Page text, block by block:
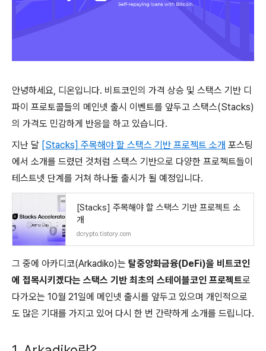
안녕하세요, 디온입니다. 비트코인의 가격 상승 및 스택스 기반 디
파이 프로토콜들의 메인넷 출시 이벤트를 앞두고 스택스(Stacks)
의 가격도 민감하게 반응을 하고 있습니다.
지난 달 [Stacks] 주목해야 할 스택스 기반 프로젝트 소개 포스팅
에서 소개를 드렸던 것처럼 스택스 기반으로 다양한 프로젝트들이
테스트넷 단계를 거쳐 하나둘 출시가 될 예정입니다.
[Stacks] 주목해야 할 스택스 기반 프로젝트 소
개
dcrypto.tistory.com
그 중에 아카디코(Arkadiko)는 탈중앙화금융(DeFi)을 비트코인
에 접목시키겠다는 스택스 기반 최초의 스테이블코인 프로젝트로
다가오는 10월 21일에 메인넷 출시를 앞두고 있으며 개인적으로
도 많은 기대를 가지고 있어 다시 한 번 간략하게 소개를 드립니다.